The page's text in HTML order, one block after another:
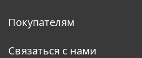
Покупателям
Связаться с нами